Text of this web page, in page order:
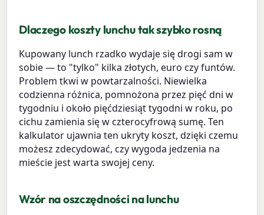
Dlaczego koszty lunchu tak szybko rosną
Kupowany lunch rzadko wydaje się drogi sam w
sobie — to "tylko" kilka złotych, euro czy funtów.
Problem tkwi w powtarzalności. Niewielka
codzienna różnica, pomnożona przez pięć dni w
tygodniu i około pięćdziesiąt tygodni w roku, po
cichu zamienia się w czterocyfrową sumę. Ten
kalkulator ujawnia ten ukryty koszt, dzięki czemu
możesz zdecydować, czy wygoda jedzenia na
mieście jest warta swojej ceny.
Wzór na oszczędności na lunchu